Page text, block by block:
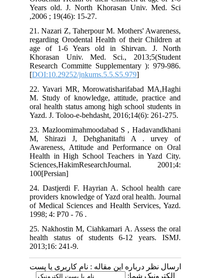
Years old. J. North Khorasan Univ. Med. Sci
,2006 ; 19(46): 15-27.
21. Nazari Z, Taherpour M. Mothers' Awareness,
regarding Orodental Health of their Children at
age of 1-6 Years old in Shirvan. J. North
Khorasan Univ. Med. Sci., 2013;5(Student
Research Committe Supplementary ): 979-986.
[DOI:10.29252/jnkums.5.5.S5.979
22. Yavari MR, Morowatisharifabad MA,Haghi
M. Study of knowledge, attitude, practice and
oral health status among high school students in
Yazd. J. Toloo-e-behdasht, 2016;14(6): 261-275.
23. Mazloomimahmoodabad S , Hadavandkhani
M, Shirazi J, Dehghanitafti A . urvey of
Awareness, Attitude and Performance on Oral
Health in High School Teachers in Yazd City.
Sciences,HakimResearchJournal. 2001;4:
100[Persian]
24. Dastjerdi F. Hayrian A. School health care
providers knowledge of Yazd oral health. Journal
of Medical Sciences and Health Services, Yazd.
1998; 4: P70 - 76 .
25. Nakhostin M, Ciahkamari A. Assess the oral
health status of students 6-12 years. ISMJ.
2013;16: 241-9.
ارسال نظر درباره این مقاله : نام کاربری یا پست
الکترونیک شما: